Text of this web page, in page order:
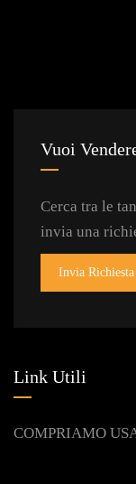
Vuoi
Cerca tra le
invia una
Invia Richiesta
Link Utili
COMPRIAMO